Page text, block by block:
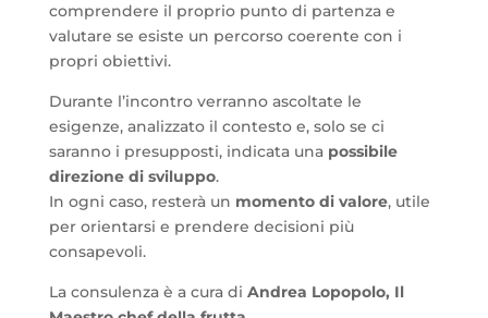
comprendere il proprio punto di partenza e
valutare se esiste un percorso coerente con i
propri obiettivi.
Durante l’incontro verranno ascoltate le
esigenze, analizzato il contesto e, solo se ci
saranno i presupposti, indicata una possibile
direzione di sviluppo.
In ogni caso, resterà un momento di valore, utile
per orientarsi e prendere decisioni più
consapevoli.
La consulenza è a cura di Andrea Lopopolo, Il